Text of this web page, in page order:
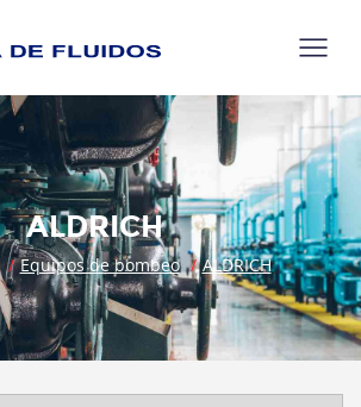
ALDRICH
Equipos de bombeo ALDRICH